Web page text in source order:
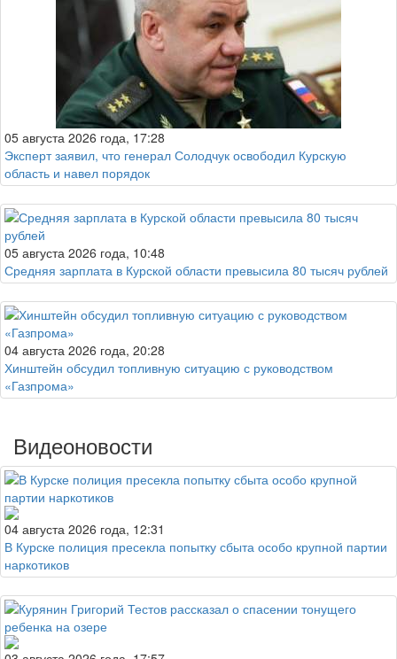
05 августа 2026 года, 17:28
Эксперт заявил, что генерал Солодчук освободил Курскую
область и навел порядок
05 августа 2026 года, 10:48
Средняя зарплата в Курской области превысила 80 тысяч рублей
04 августа 2026 года, 20:28
Хинштейн обсудил топливную ситуацию с руководством
«Газпрома»
Видеоновости
04 августа 2026 года, 12:31
В Курске полиция пресекла попытку сбыта особо крупной партии
наркотиков